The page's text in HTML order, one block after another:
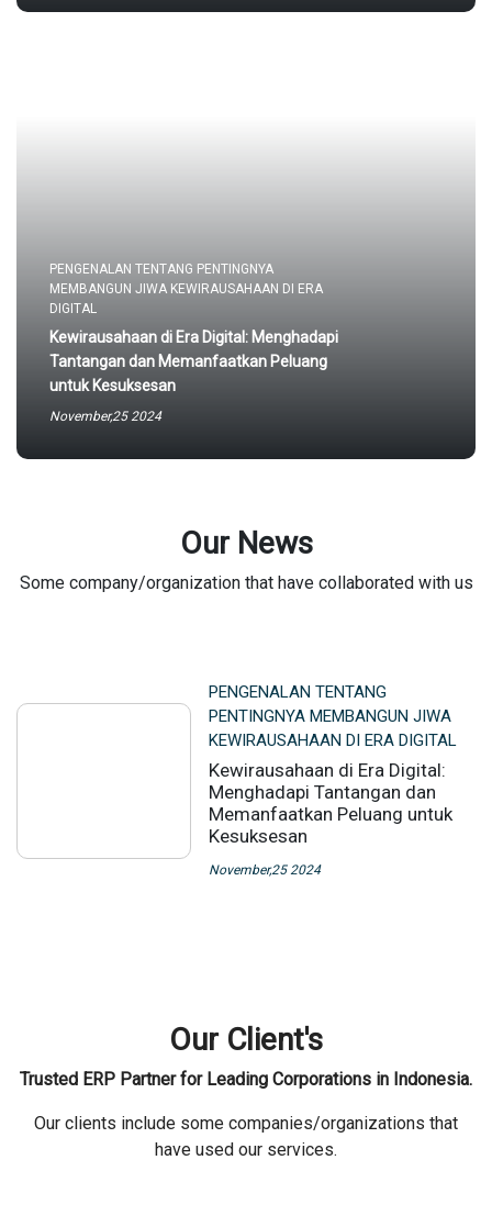
PENGENALAN TENTANG PENTINGNYA
MEMBANGUN JIWA KEWIRAUSAHAAN DI ERA
DIGITAL
Kewirausahaan di Era Digital: Menghadapi
Tantangan dan Memanfaatkan Peluang
untuk Kesuksesan
November,25 2024
Our News
Some company/organization that have collaborated with us
PENGENALAN TENTANG
PENTINGNYA MEMBANGUN JIWA
KEWIRAUSAHAAN DI ERA DIGITAL
Kewirausahaan di Era Digital:
Menghadapi Tantangan dan
Memanfaatkan Peluang untuk
Kesuksesan
November,25 2024
Our Client's
Trusted ERP Partner for Leading Corporations in Indonesia.
Our clients include some companies/organizations that
have used our services.